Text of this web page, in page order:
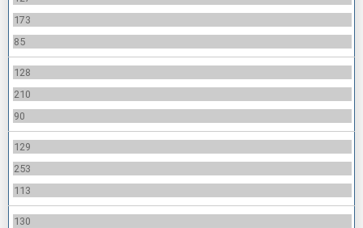
173
85
128
210
90
129
253
113
130